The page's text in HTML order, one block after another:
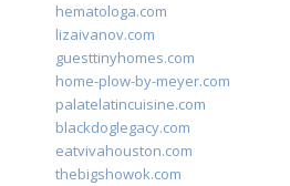
hematologa.com
lizaivanov.com
guesttinyhomes.com
home-plow-by-meyer.com
palatelatincuisine.com
blackdoglegacy.com
eatvivahouston.com
thebigshowok.com